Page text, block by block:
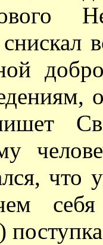
что
себя